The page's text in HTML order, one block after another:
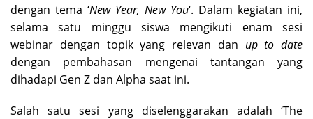
dengan tema ‘New Year, New You‘. Dalam kegiatan ini,
selama satu minggu siswa mengikuti enam sesi
webinar dengan topik yang relevan dan up to date
dengan pembahasan mengenai tantangan yang
dihadapi Gen Z dan Alpha saat ini.
Salah satu sesi yang diselenggarakan adalah ‘The